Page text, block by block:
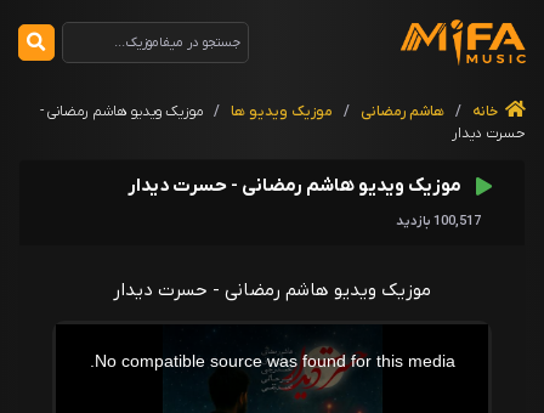
خانه / هاشم رمضانی / موزیک ویدیو ها / موزیک ویدیو هاشم رمضانی -
حسرت دیدار
موزیک ویدیو هاشم رمضانی - حسرت دیدار
100,517 بازدید
موزیک ویدیو هاشم رمضانی - حسرت دیدار
No compatible source was found for this media.